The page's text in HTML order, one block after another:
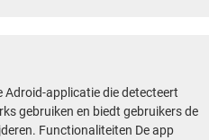
Adroid-applicatie die detecteert
gebruiken en biedt gebruikers de
Functionaliteiten De app